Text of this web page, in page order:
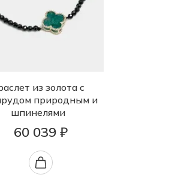
из золота с
природным и
шпинелями
60 039 ₽